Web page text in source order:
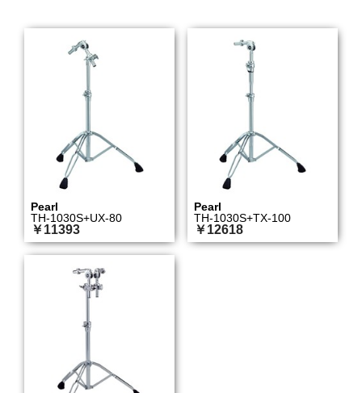
Pearl
TH-1030S+UX-80
￥11393
Pearl
TH-1030S+TX-100
￥12618